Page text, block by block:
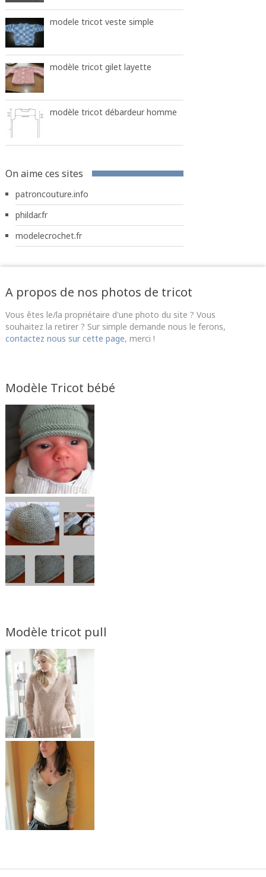
modele tricot veste simple
modèle tricot gilet layette
modèle tricot débardeur homme
On aime ces sites
patroncouture.info
phildar.fr
modelecrochet.fr
A propos de nos photos de tricot
Vous êtes le/la propriétaire d'une photo du site ? Vous
souhaitez la retirer ? Sur simple demande nous le ferons,
contactez nous sur cette page, merci !
Modèle Tricot bébé
Modèle tricot pull